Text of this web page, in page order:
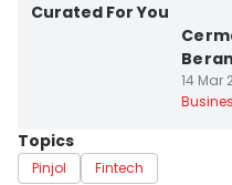
Curated For You
14 Mar
Topics
Pinjol Fintech